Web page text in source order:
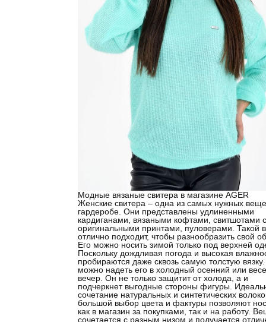
Модные вязаные свитера в магазине AGER
Женские свитера – одна из самых нужных
гардеробе. Они представлены удлиненными
кардиганами, вязаными кофтами, свитшотами с
оригинальными принтами, пуловерами. Такой
отлично подходит, чтобы разнообразить свой
Его можно носить зимой только под верхней
Поскольку дождливая погода и высокая
пробираются даже сквозь самую толстую
можно надеть его в холодный осенний или
вечер. Он не только защитит от холода, а и
подчеркнет выгодные стороны фигуры.
сочетание натуральных и синтетических
большой выбор цвета и фактуры позволяют
как в магазин за покупками, так и на работу.
сочетается с разным низом и получается